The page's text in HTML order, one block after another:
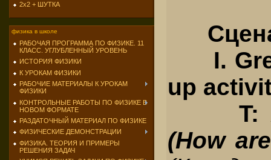
2х2 + ШУТКА
физика в школе
РАБОЧАЯ ПРОГРАММА ПО ФИЗИКЕ. 11
КЛАСС. УГЛУБЛЕННЫЙ УРОВЕНЬ
ИСТОРИЯ ФИЗИКИ
К УРОКАМ ФИЗИКИ
РАБОЧИЕ МАТЕРИАЛЫ К УРОКАМ
ФИЗИКИ
КОНТРОЛЬНЫЕ РАБОТЫ ПО ФИЗИКЕ В
НОВОМ ФОРМАТЕ
РАЗДАТОЧНЫЙ МАТЕРИАЛ ПО ФИЗИКЕ
ФИЗИЧЕСКИЕ ДЕМОНСТРАЦИИ
ФИЗИКА. ТЕОРИЯ И ПРИМЕРЫ
РЕШЕНИЯ ЗАДАЧ
I.
up
T:
(How